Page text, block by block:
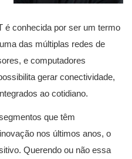
é conhecida por ser um termo
das múltiplas redes de
e computadores
gerar conectividade,
ao cotidiano.
que têm
nos últimos anos, o
Querendo ou não essa